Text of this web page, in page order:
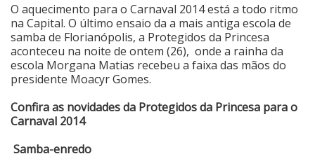
Anuncie
Cinema
O aquecimento para o Carnaval 2014 está a todo ritmo
na Capital. O último ensaio da a mais antiga escola de
samba de Florianópolis, a Protegidos da Princesa
aconteceu na noite de ontem (26), onde a rainha da
escola Morgana Matias recebeu a faixa das mãos do
presidente Moacyr Gomes.
Confira as novidades da Protegidos da Princesa para o
Carnaval 2014
Samba-enredo